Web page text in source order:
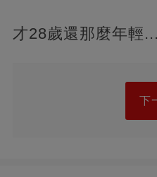
才28歲還那麼年輕
下